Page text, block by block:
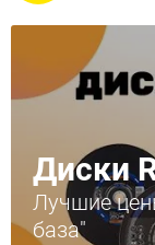
Диски
Лучшие
база"